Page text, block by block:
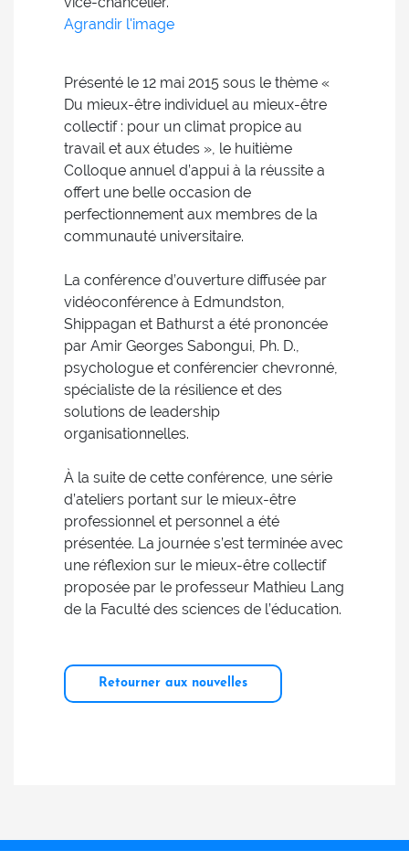
Agrandir l'image
Présenté le 12 mai 2015 sous le thème «
Du mieux-être individuel au mieux-être
collectif : pour un climat propice au
travail et aux études », le huitième
Colloque annuel d’appui à la réussite a
offert une belle occasion de
perfectionnement aux membres de la
communauté universitaire.
La conférence d’ouverture diffusée par
vidéoconférence à Edmundston,
Shippagan et Bathurst a été prononcée
par Amir Georges Sabongui, Ph. D.,
psychologue et conférencier chevronné,
spécialiste de la résilience et des
solutions de leadership
organisationnelles.
À la suite de cette conférence, une série
d’ateliers portant sur le mieux-être
professionnel et personnel a été
présentée. La journée s’est terminée avec
une réflexion sur le mieux-être collectif
proposée par le professeur Mathieu Lang
de la Faculté des sciences de l’éducation.
Retourner aux nouvelles